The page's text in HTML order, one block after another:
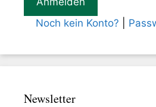
Noch kein Konto?
Newsletter